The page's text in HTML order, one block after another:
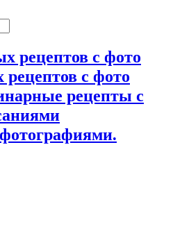
с фото
рецепты с